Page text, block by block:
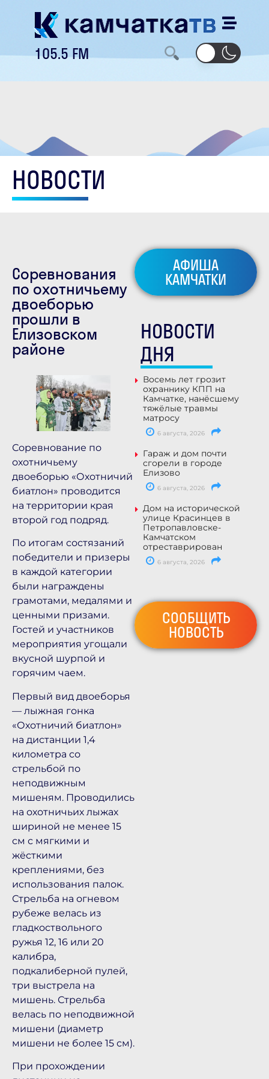
105.5 FM
НОВОСТИ
Соревнования
по охотничьему
двоеборью
прошли в
Елизовском
районе
Соревнование по
охотничьему
двоеборью «Охотничий
биатлон» проводится
на территории края
второй год подряд.
По итогам состязаний
победители и призеры
в каждой категории
были награждены
грамотами, медалями и
ценными призами.
Гостей и участников
мероприятия угощали
вкусной шурпой и
горячим чаем.
Первый вид двоеборья
— лыжная гонка
«Охотничий биатлон»
на дистанции 1,4
километра со
стрельбой по
неподвижным
мишеням. Проводились
на охотничьих лыжах
шириной не менее 15
см с мягкими и
жёсткими
креплениями, без
использования палок.
Стрельба на огневом
рубеже велась из
гладкоствольного
ружья 12, 16 или 20
калибра,
подкалиберной пулей,
три выстрела на
мишень. Стрельба
велась по неподвижной
мишени (диаметр
мишени не более 15 см).
При прохождении
АФИША
КАМЧАТКИ
НОВОСТИ
ДНЯ
Восемь лет грозит
охраннику КПП на
Камчатке, нанёсшему
тяжёлые травмы
матросу
6 августа, 2026
Гараж и дом почти
сгорели в городе
Елизово
6 августа, 2026
Дом на исторической
улице Красинцев в
Петропавловске-
Камчатском
отреставрирован
6 августа, 2026
СООБЩИТЬ
НОВОСТЬ